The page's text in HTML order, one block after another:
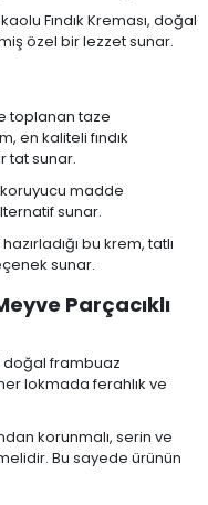
Fındık Kreması, doğal
özel bir lezzet sunar.
toplanan taze
en kaliteli fındık
tat sunar.
madde
sunar.
bu krem, tatlı
sunar.
Parçacıklı
doğal frambuaz
lokmada ferahlık ve
korunmalı, serin ve
Bu sayede ürünün